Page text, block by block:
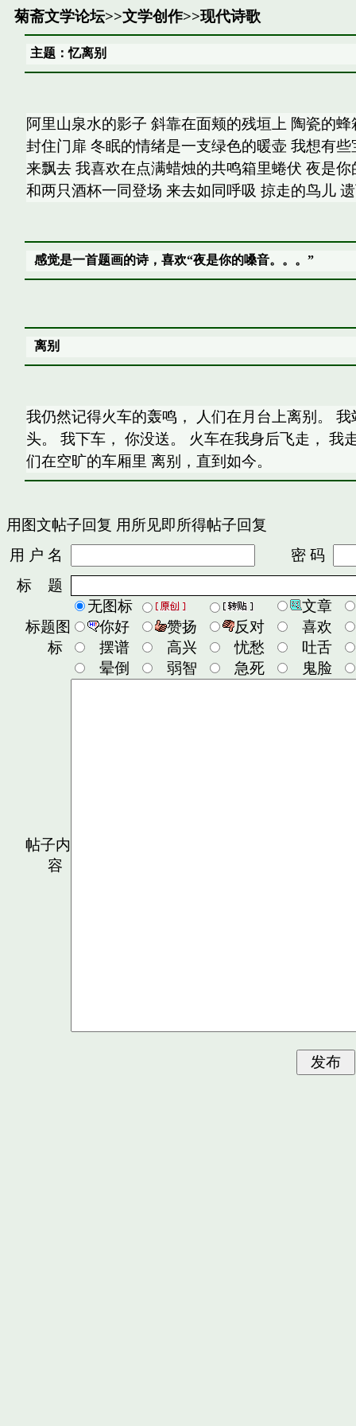
菊斋文学论坛>>文学创作>>现代诗歌
主题：忆离别
阿里山泉水的影子 斜靠在面颊的残垣上 陶瓷的
封住门扉 冬眠的情绪是一支绿色的暖壶 我想有
来飘去 我喜欢在点满蜡烛的共鸣箱里蜷伏 夜是
和两只酒杯一同登场 来去如同呼吸 掠走的鸟儿
感觉是一首题画的诗，喜欢“夜是你的嗓音。。。”
离别
我仍然记得火车的轰鸣， 人们在月台上离别。
头。 我下车， 你没送。 火车在我身后飞走， 我
们在空旷的车厢里 离别，直到如今。
用图文帖子回复 用所见即所得帖子回复
用 户 名
密 码
标 题
标题图
标
无图标
文章
你好
赞扬 反对
喜欢
摆谱
高兴 忧愁
吐舌
晕倒
弱智 急死 鬼脸
帖子内
容